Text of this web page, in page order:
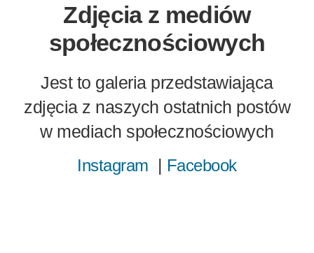
Zdjęcia z mediów
społecznościowych
Jest to galeria przedstawiająca
zdjęcia z naszych ostatnich postów
w mediach społecznościowych
Instagram | Facebook